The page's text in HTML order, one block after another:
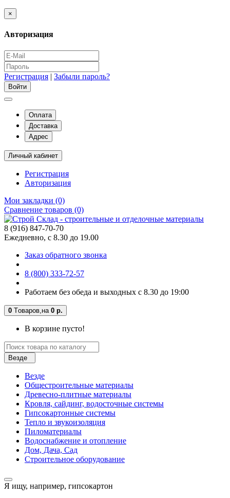
×
Авторизация
Регистрация | Забыли пароль?
Оплата
Доставка
Адрес
Личный кабинет
Регистрация
Авторизация
Мои закладки (0)
Сравнение товаров (0)
8 (916) 847-70-70
Ежедневно, с 8.30 до 19.00
Заказ обратного звонка
8 (800) 333-72-57
Работаем без обеда и выходных с 8.30 до 19:00
0 Tоваров, на 0 р.
В корзине пусто!
Везде
Везде
Общестроительные материалы
Древесно-плитные материалы
Кровля, сайдинг, водосточные системы
Гипсокартонные системы
Тепло и звукоизоляция
Пиломатериалы
Водоснабжение и отопление
Дом, Дача, Сад
Строительное оборудование
Я ищу, например, гипсокартон